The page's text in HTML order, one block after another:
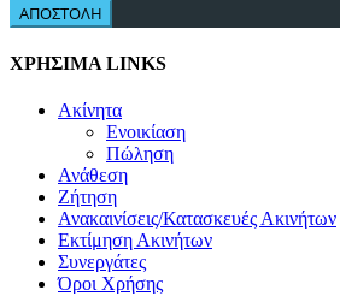
ΑΠΟΣΤΟΛΗ
ΧΡΗΣΙΜΑ LINKS
Ακίνητα
Ενοικίαση
Πώληση
Ανάθεση
Ζήτηση
Ανακαινίσεις/Κατασκευές Ακινήτων
Εκτίμηση Ακινήτων
Συνεργάτες
Όροι Χρήσης